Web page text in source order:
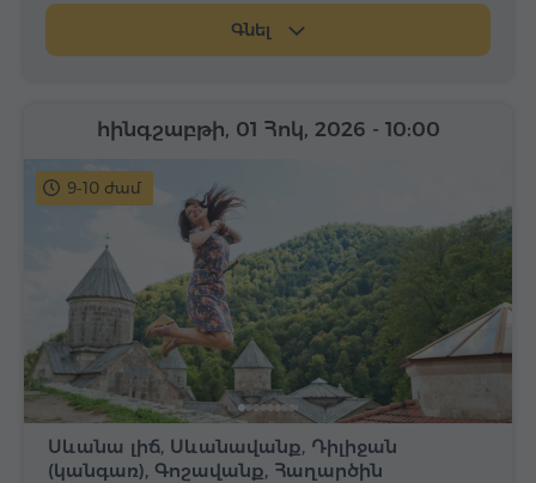
Գնել
9-10 ժամ
Սևանա լիճ, Սևանավանք, Դիլիջան
(կանգառ), Գոշավանք, Հաղարծին
հինգշաբթի, 01 Հոկ, 2026 - 10:00